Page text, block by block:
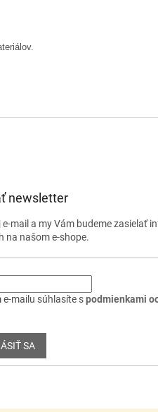
newsletter
e-mail a my Vám budeme zasielať
na našom e-shope.
e-mailu súhlasíte spodmienkami
SA